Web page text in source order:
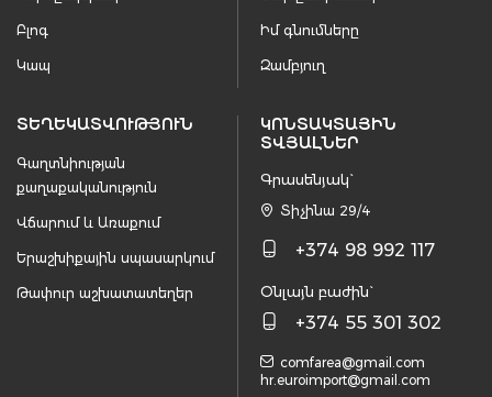
Բլոգ
Կապ
Իմ գնումները
Զամբյուղ
ՏԵՂԵԿԱՏՎՈՒԹՅՈՒՆ
Գաղտնիության
քաղաքականություն
Վճարում և Առաքում
Երաշխիքային սպասարկում
Թափուր աշխատատեղեր
ԿՈՆՏԱԿՏԱՅԻՆ
ՏՎՅԱԼՆԵՐ
Գրասենյակ`
Տիչինա 29/4
+374 98 992 117
Օնլայն բաժին`
+374 55 301 302
comfarea@gmail.com
hr.euroimport@gmail.com